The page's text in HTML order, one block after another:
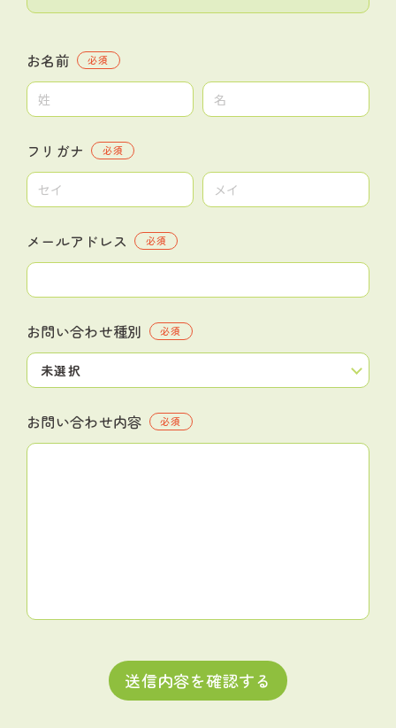
お名前 必須
フリガナ 必須
メールアドレス 必須
お問い合わせ種別 必須
お問い合わせ内容 必須
送信内容を確認する